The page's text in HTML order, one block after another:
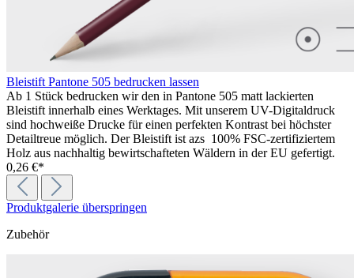
Bleistift Pantone 505 bedrucken lassen
Ab 1 Stück bedrucken wir den in Pantone 505 matt lackierten
Bleistift innerhalb eines Werktages. Mit unserem UV-Digitaldruck
sind hochweiße Drucke für einen perfekten Kontrast bei höchster
Detailtreue möglich. Der Bleistift ist azs 100% FSC-zertifiziertem
Holz aus nachhaltig bewirtschafteten Wäldern in der EU gefertigt.
0,26 €*
Produktgalerie überspringen
Zubehör